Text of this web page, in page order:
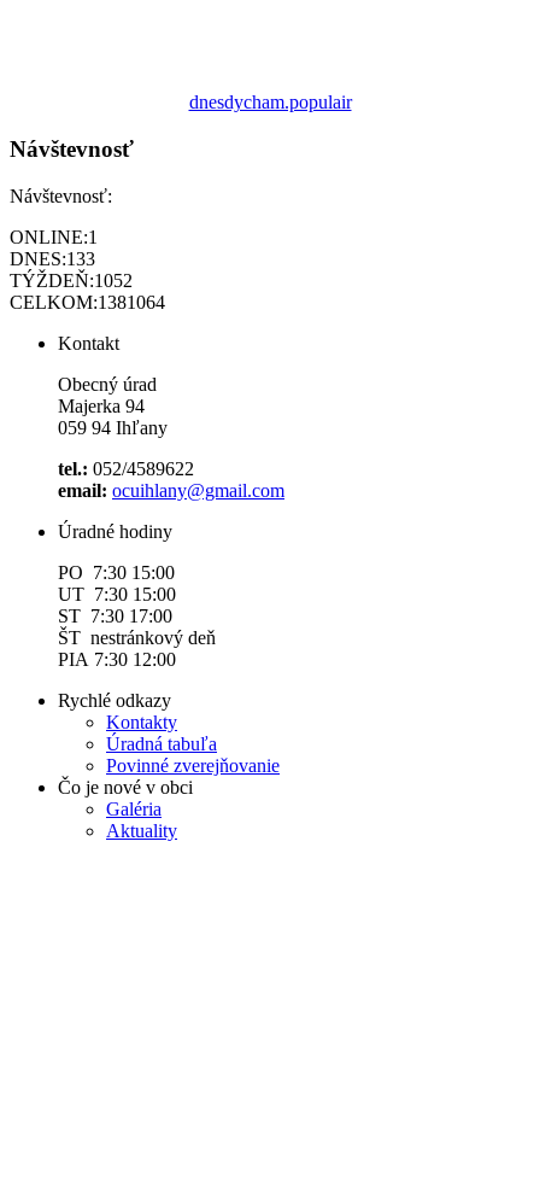
dnesdycham.populair
Návštevnosť
Návštevnosť:
ONLINE:1
DNES:133
TÝŽDEŇ:1052
CELKOM:1381064
Kontakt
Obecný úrad
Majerka 94
059 94 Ihľany
tel.: 052/4589622
email: ocuihlany@gmail.com
Úradné hodiny
PO 7:30 15:00
UT 7:30 15:00
ST 7:30 17:00
ŠT nestránkový deň
PIA 7:30 12:00
Rychlé odkazy
Kontakty
Úradná tabuľa
Povinné zverejňovanie
Čo je nové v obci
Galéria
Aktuality